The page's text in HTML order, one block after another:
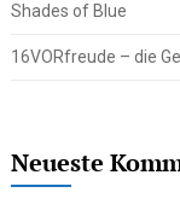
Shades of Blue
16VORfreude – die
Neueste